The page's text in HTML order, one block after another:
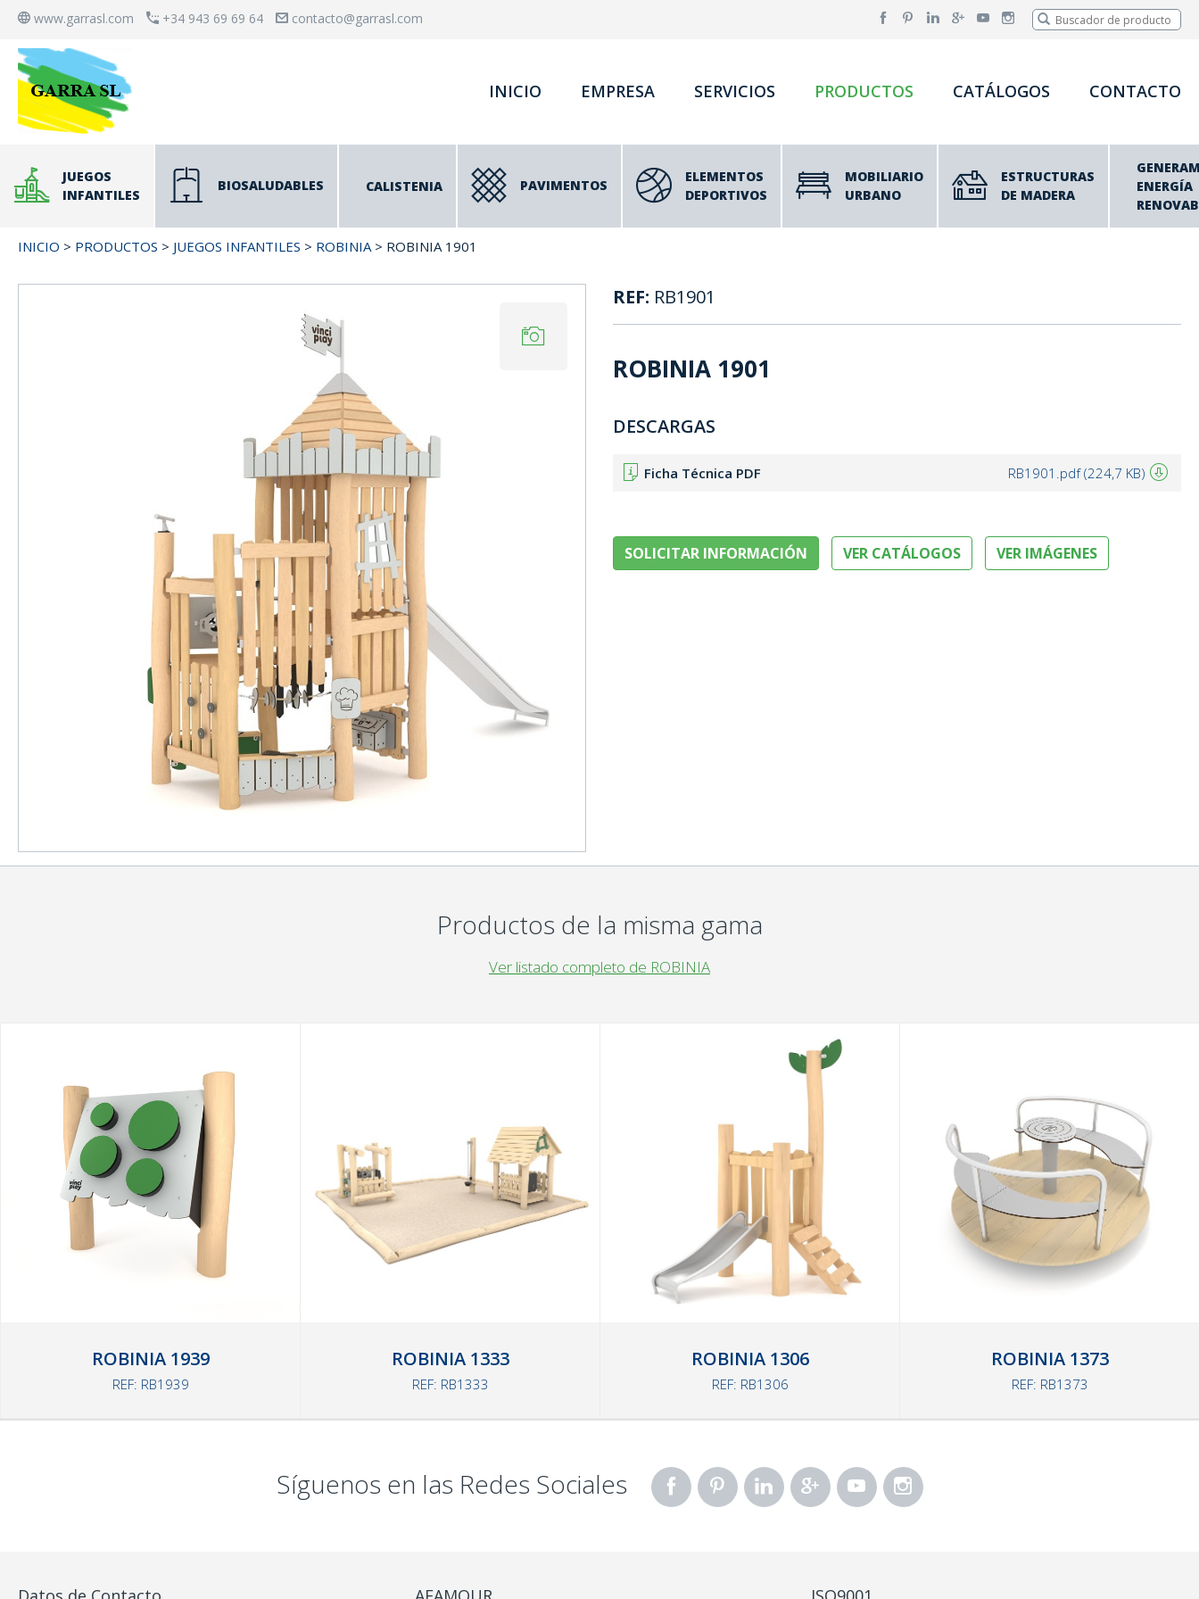
www.garrasl.com +34 943 69 69 64 contacto@garrasl.com
INICIO EMPRESA SERVICIOS PRODUCTOS CATÁLOGOS CONTACTO
JUEGOS
INFANTILES
BIOSALUDABLES CALISTENIA PAVIMENTOS
ELEMENTOS
DEPORTIVOS
MOBILIARIO
URBANO
ESTRUCTURAS
DE MADERA
ENERGÍA
INICIO > PRODUCTOS > JUEGOS INFANTILES > ROBINIA > ROBINIA 1901
REF: RB1901
ROBINIA 1901
DESCARGAS
RB1901.pdf (224,7 KB)
Ficha Técnica PDF
SOLICITAR INFORMACIÓN VER CATÁLOGOS VER IMÁGENES
Productos de la misma gama
Ver listado completo de ROBINIA
ROBINIA 1939
REF: RB1939
ROBINIA 1333
REF: RB1333
ROBINIA 1306
REF: RB1306
ROBINIA 1373
REF: RB1373
Síguenos en las Redes Sociales